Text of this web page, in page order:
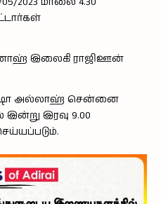
இலைகி ராஜிஊன்
அல்லாஹ் சென்னை
இரவு 9.00